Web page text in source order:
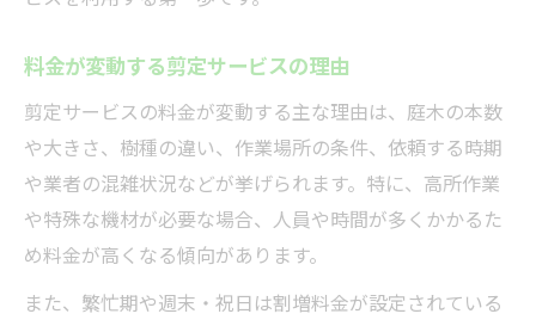
料金が変動する剪定サービスの理由
剪定サービスの料金が変動する主な理由は、庭木の本数
や大きさ、樹種の違い、作業場所の条件、依頼する時期
や業者の混雑状況などが挙げられます。特に、高所作業
や特殊な機材が必要な場合、人員や時間が多くかかるた
め料金が高くなる傾向があります。
また、繁忙期や週末・祝日は割増料金が設定されている